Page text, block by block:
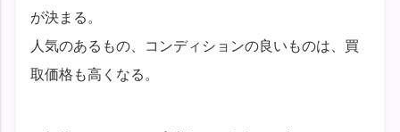
が決まる。
人気のあるもの、コンディションの良いものは、買
取価格も高くなる。